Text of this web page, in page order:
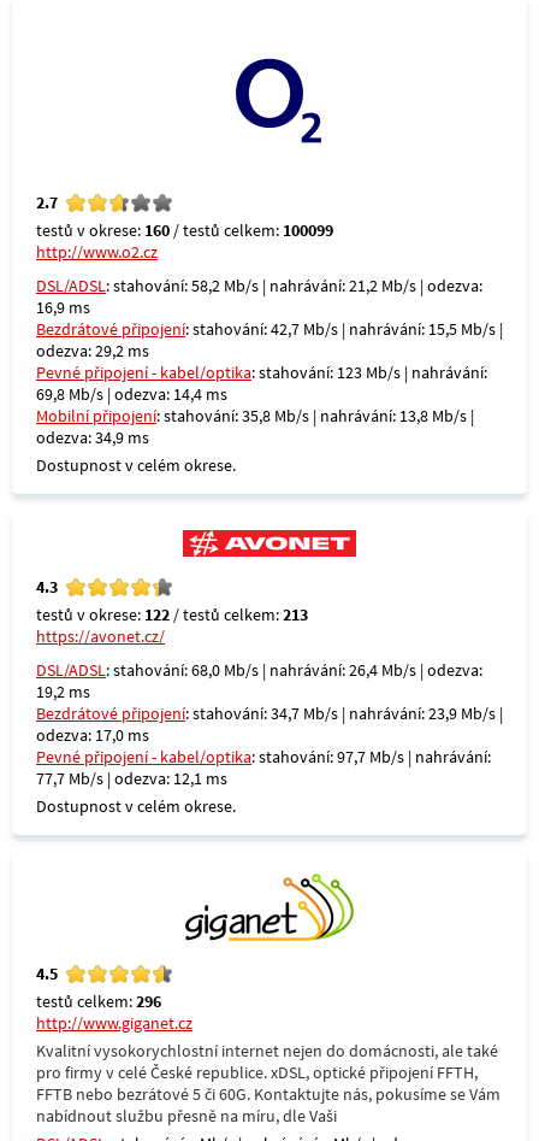
2.7
testů v okrese: 160 / testů celkem: 100099
http://www.o2.cz
DSL/ADSL: stahování: 58,2 Mb/s | nahrávání: 21,2 Mb/s | odezva:
16,9 ms
Bezdrátové připojení: stahování: 42,7 Mb/s | nahrávání: 15,5 Mb/s |
odezva: 29,2 ms
Pevné připojení - kabel/optika: stahování: 123 Mb/s | nahrávání:
69,8 Mb/s | odezva: 14,4 ms
Mobilní připojení: stahování: 35,8 Mb/s | nahrávání: 13,8 Mb/s |
odezva: 34,9 ms
Dostupnost v celém okrese.
4.3
testů v okrese: 122 / testů celkem:213
https://avonet.cz/
DSL/ADSL: stahování: 68,0 Mb/s | nahrávání: 26,4 Mb/s | odezva:
19,2 ms
Bezdrátové připojení: stahování: 34,7 Mb/s | nahrávání: 23,9 Mb/s |
odezva: 17,0 ms
Pevné připojení - kabel/optika: stahování: 97,7 Mb/s | nahrávání:
77,7 Mb/s | odezva: 12,1 ms
Dostupnost v celém okrese.
4.5
testů celkem:296
http://www.giganet.cz
Kvalitní vysokorychlostní internet nejen do domácnosti, ale také
pro firmy v celé České republice. xDSL, optické připojení FFTH,
FFTB nebo bezrátové 5 či 60G. Kontaktujte nás, pokusíme se Vám
nabídnout službu přesně na míru, dle Vaši